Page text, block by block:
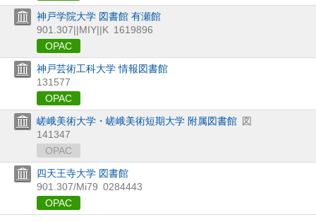
神戸学院大学 図書館 有瀬館
901.307||MIY||K 1619896
OPAC
神戸芸術工科大学 情報図書館
131577
OPAC
嵯峨美術大学・嵯峨美術短期大学 附属図書館 図
141347
OPAC
四天王寺大学 図書館
901.307/Mi79 0284443
OPAC